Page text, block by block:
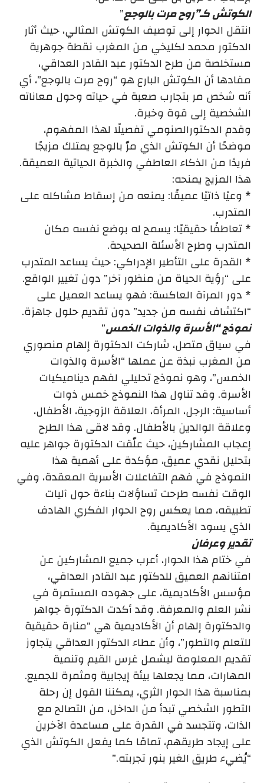
الكوتش كـ”روح مرت بالوجع”
انتقل الحوار إلى توصيف الكوتش المثالي، حيث أثار
الدكتور محمد لكليخي من المغرب نقطة جوهرية
مستخلصة من طرح الدكتور عبد القادر العداقي،
مفادها أن الكوتش البارع هو “روح مرت بالوجع”، أي
أنه شخص مر بتجارب صعبة في حياته وحول معاناته
الشخصية إلى قوة وخبرة.
وقدم الدكتورالصنومي تفصيلًا لهذا المفهوم،
موضحًا أن الكوتش الذي مرّ بالوجع يمتلك مزيجًا
فريدًا من الذكاء العاطفي والخبرة الحياتية العميقة.
هذا المزيج يمنحه:
* وعيًا ذاتيًا عميقًا: يمنعه من إسقاط مشاكله على
المتدرب.
* تعاطفًا حقيقيًا: يسمح له بوضع نفسه مكان
المتدرب وطرح الأسئلة الصحيحة.
* القدرة على التأطير الإدراكي: حيث يساعد المتدرب
على “رؤية الحياة من منظور آخر” دون تغيير الواقع.
* دور المرآة العاكسة: فهو يساعد العميل على
“اكتشاف نفسه من جديد” دون تقديم حلول جاهزة.
نموذج “الأسرة والذوات الخمس”
في سياق متصل، شاركت الدكتورة إلهام منصوري
من المغرب نبذة عن عملها “الأسرة والذوات
الخمس”، وهو نموذج تحليلي لفهم ديناميكيات
الأسرة. وقد تناول هذا النموذج خمس ذوات
أساسية: الرجل، المرأة، العلاقة الزوجية، الأطفال،
وعلاقة الوالدين بالأطفال. وقد لاقى هذا الطرح
إعجاب المشاركين، حيث علّقت الدكتورة جواهر عليه
بتحليل نقدي عميق، مؤكدة على أهمية هذا
النموذج في فهم التفاعلات الأسرية المعقدة، وفي
الوقت نفسه طرحت تساؤلات بناءة حول آليات
تطبيقه، مما يعكس روح الحوار الفكري الهادف
الذي يسود الأكاديمية.
تقدير وعرفان
في ختام هذا الحوار، أعرب جميع المشاركين عن
امتنانهم العميق للدكتور عبد القادر العداقي،
مؤسس الأكاديمية، على جهوده المستمرة في
نشر العلم والمعرفة. وقد أكدت الدكتورة جواهر
والدكتورة إلهام أن الأكاديمية هي “منارة حقيقية
للتعلم والتطور”، وأن عطاء الدكتور العداقي يتجاوز
تقديم المعلومة ليشمل غرس القيم وتنمية
المهارات، مما يجعلها بيئة إيجابية ومثمرة للجميع.
بمناسبة هذا الحوار الثري، يمكننا القول إن رحلة
التطور الشخصي تبدأ من الداخل، من التصالح مع
الذات، وتتجسد في القدرة على مساعدة الآخرين
على إيجاد طريقهم، تمامًا كما يفعل الكوتش الذي
“يُضيء طريق الغير بنور تجربته.”